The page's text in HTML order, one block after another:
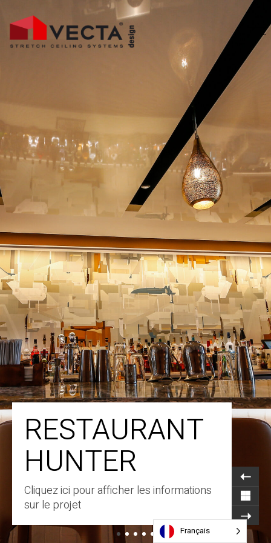
RESTAURANT
HUNTER
Cliquez ici pour afficher les informations
sur le projet
Français